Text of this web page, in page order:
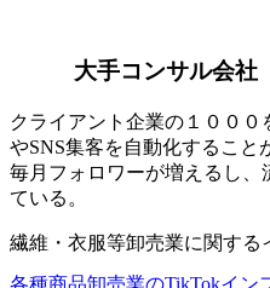
大手コンサル会社
クライアント企業の１０００
やSNS集客を自動化すること
毎月フォロワーが増えるし、
ている。
繊維・衣服等卸売業に関する
各種商品卸売業のTikTokイン